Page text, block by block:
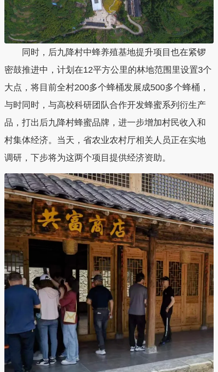
同时，后九降村中蜂养殖基地提升项目也在紧锣
密鼓推进中，计划在12平方公里的林地范围里设置3个
大点，将目前全村200多个蜂桶发展成500多个蜂桶，
与时同时，与高校科研团队合作开发蜂蜜系列衍生产
品，打出后九降村蜂蜜品牌，进一步增加村民收入和
村集体经济。当天，省农业农村厅相关人员正在实地
调研，下步将为这两个项目提供经济资助。